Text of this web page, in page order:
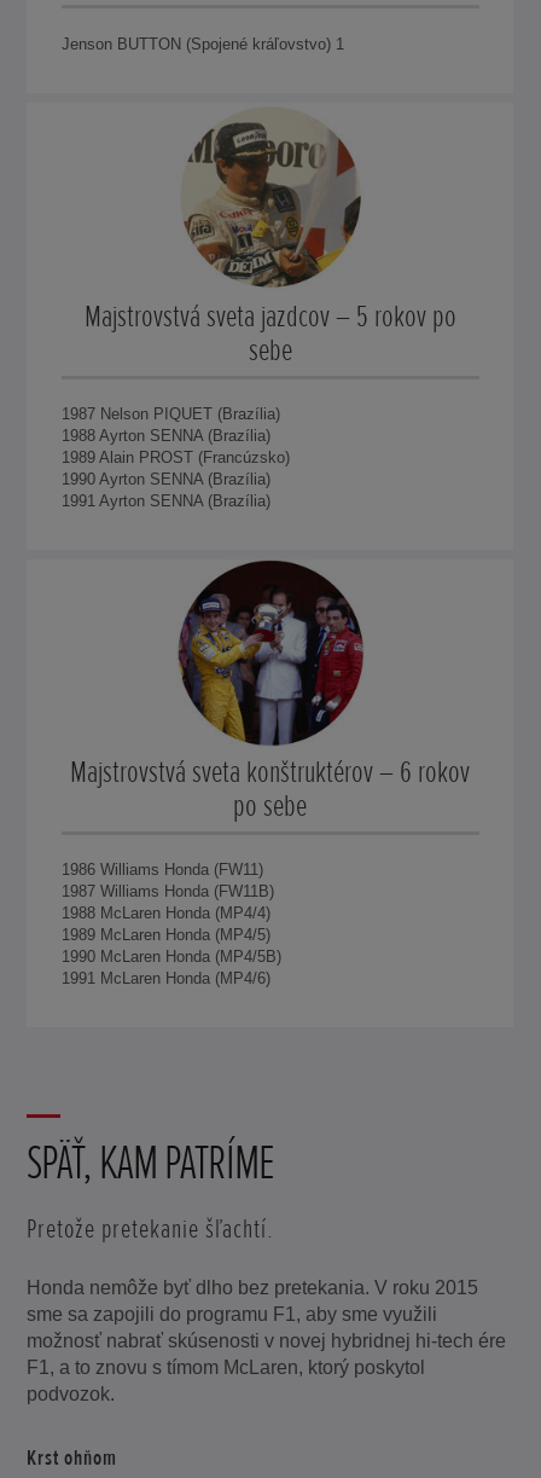
Jenson BUTTON (Spojené kráľovstvo) 1
Majstrovstvá sveta jazdcov – 5 rokov po
sebe
1987 Nelson PIQUET (Brazília)
1988 Ayrton SENNA (Brazília)
1989 Alain PROST (Francúzsko)
1990 Ayrton SENNA (Brazília)
1991 Ayrton SENNA (Brazília)
Majstrovstvá sveta konštruktérov – 6 rokov
po sebe
1986 Williams Honda (FW11)
1987 Williams Honda (FW11B)
1988 McLaren Honda (MP4/4)
1989 McLaren Honda (MP4/5)
1990 McLaren Honda (MP4/5B)
1991 McLaren Honda (MP4/6)
SPÄŤ, KAM PATRÍME
Pretože pretekanie šľachtí.
Honda nemôže byť dlho bez pretekania. V roku 2015
sme sa zapojili do programu F1, aby sme využili
možnosť nabrať skúsenosti v novej hybridnej hi-tech ére
F1, a to znovu s tímom McLaren, ktorý poskytol
podvozok.
Krst ohňom